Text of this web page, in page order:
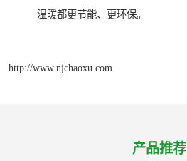
温暖都更节能、更环保。
http://www.njchaoxu.com
产品推荐